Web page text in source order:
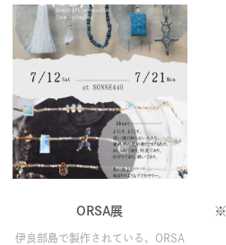
ORSA展
伊良部島で製作されている、ORSA
※